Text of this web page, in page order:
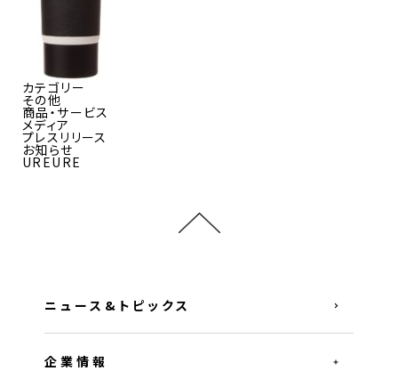
カテゴリー
その他
商品・サービス
メディア
プレスリリース
お知らせ
UREURE
ニュース&トピックス
企業情報